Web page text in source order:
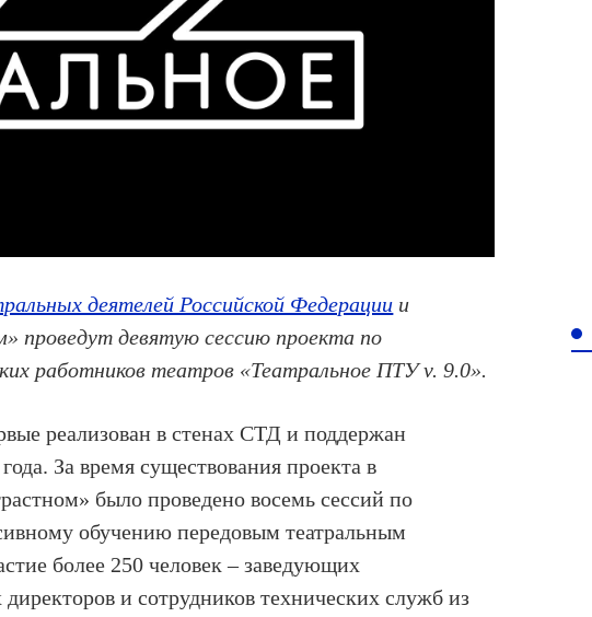
деятелей Российской Федерации и
проведут девятую сессию проекта по
работников театров «Театральное ПТУ v. 9.0».
реализован в стенах СТД и поддержан
За время существования проекта в
было проведено восемь сессий по
обучению передовым театральным
более 250 человек – заведующих
и сотрудников технических служб из